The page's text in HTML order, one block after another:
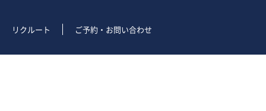
リクルート ご予約・お問い合わせ